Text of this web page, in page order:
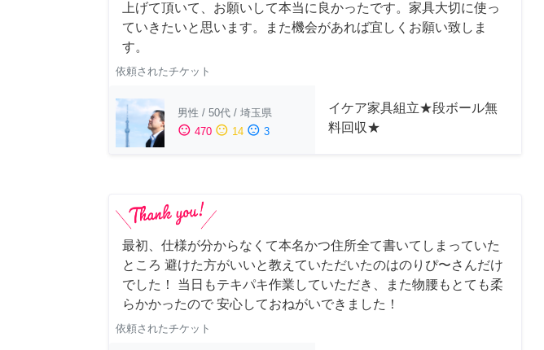
上げて頂いて、お願いして本当に良かったです。家具大切に使っ
ていきたいと思います。また機会があれば宜しくお願い致しま
す。
依頼されたチケット
男性 / 50代 / 埼玉県
sentiment_satisfied 470 sentiment_neutral 14 sentiment_dissatisfied 3
イケア家具組立★段ボール無
料回収★
最初、仕様が分からなくて本名かつ住所全て書いてしまっていた
ところ 避けた方がいいと教えていただいたのはのりぴ〜さんだけ
でした！ 当日もテキパキ作業していただき、また物腰もとても柔
らかかったので 安心しておねがいできました！
依頼されたチケット